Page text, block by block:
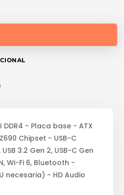
DDR4 - Placa base - ATX
Chipset - USB-C
USB 3.2 Gen 2, USB-C Gen
Wi-Fi 6, Bluetooth -
necesaria) - HD Audio